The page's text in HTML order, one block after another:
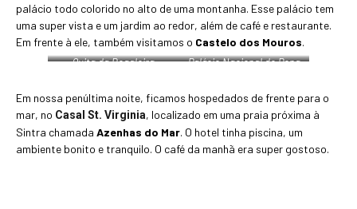
palácio todo colorido no alto de uma montanha. Esse palácio tem
uma super vista e um jardim ao redor, além de café e restaurante.
Em frente à ele, também visitamos o Castelo dos Mouros.
Quita da Regaleira Palácio Nacional de Pena
Em nossa penúltima noite, ficamos hospedados de frente para o
mar, no Casal St. Virginia, localizado em uma praia próxima à
Sintra chamada Azenhas do Mar. O hotel tinha piscina, um
ambiente bonito e tranquilo. O café da manhã era super gostoso.